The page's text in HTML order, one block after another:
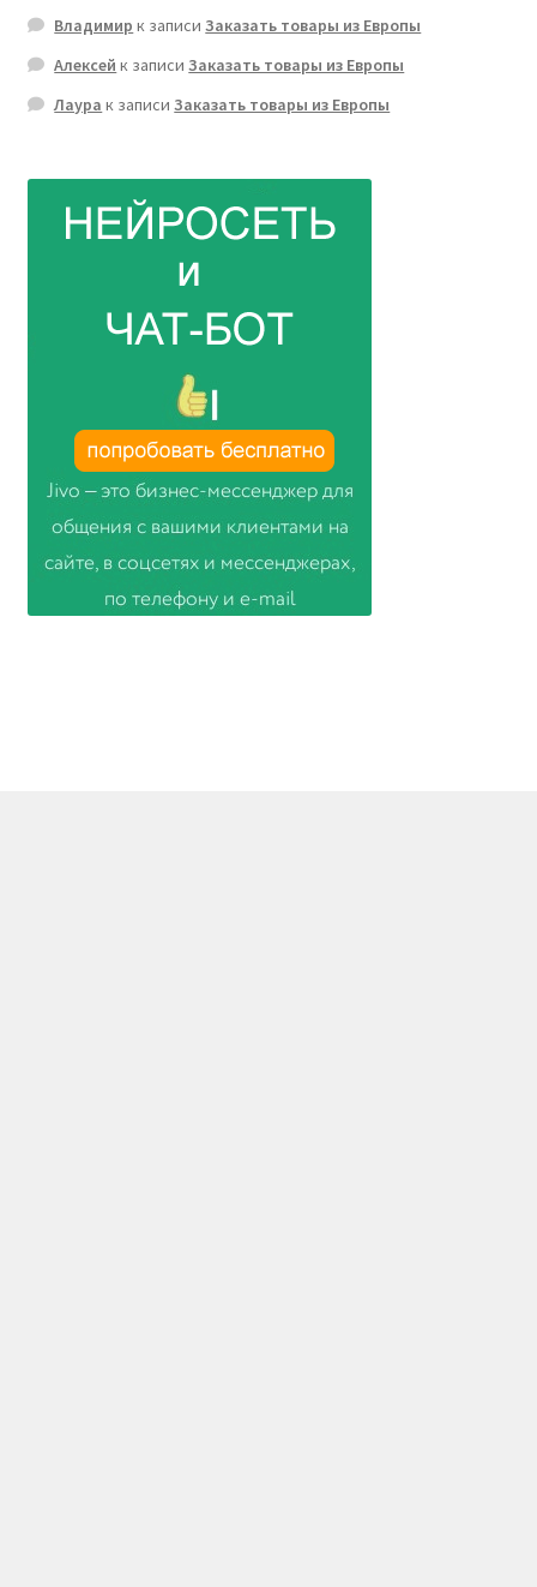
Владимир к записиЗаказать товары из Европы
Алексей к записиЗаказать товары из Европы
Лаура к записиЗаказать товары из Европы